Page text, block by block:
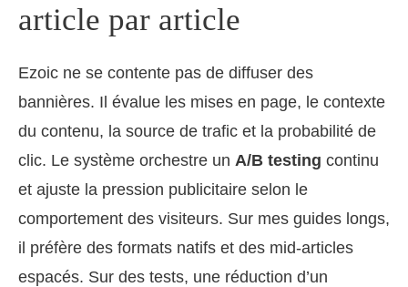
article par article
Ezoic ne se contente pas de diffuser des
bannières. Il évalue les mises en page, le contexte
du contenu, la source de trafic et la probabilité de
clic. Le système orchestre un A/B testing continu
et ajuste la pression publicitaire selon le
comportement des visiteurs. Sur mes guides longs,
il préfère des formats natifs et des mid-articles
espacés. Sur des tests, une réduction d’un